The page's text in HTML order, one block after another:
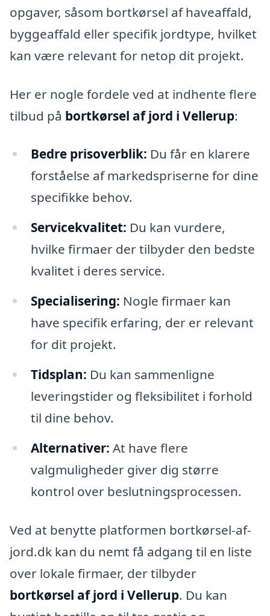
opgaver, såsom bortkørsel af haveaffald,
byggeaffald eller specifik jordtype, hvilket
kan være relevant for netop dit projekt.
Her er nogle fordele ved at indhente flere
tilbud på bortkørsel af jord i Vellerup:
Bedre prisoverblik: Du får en klarere
forståelse af markedspriserne for dine
specifikke behov.
Servicekvalitet: Du kan vurdere,
hvilke firmaer der tilbyder den bedste
kvalitet i deres service.
Specialisering: Nogle firmaer kan
have specifik erfaring, der er relevant
for dit projekt.
Tidsplan: Du kan sammenligne
leveringstider og fleksibilitet i forhold
til dine behov.
Alternativer: At have flere
valgmuligheder giver dig større
kontrol over beslutningsprocessen.
Ved at benytte platformen bortkørsel-af-
jord.dk kan du nemt få adgang til en liste
over lokale firmaer, der tilbyder
bortkørsel af jord i Vellerup. Du kan